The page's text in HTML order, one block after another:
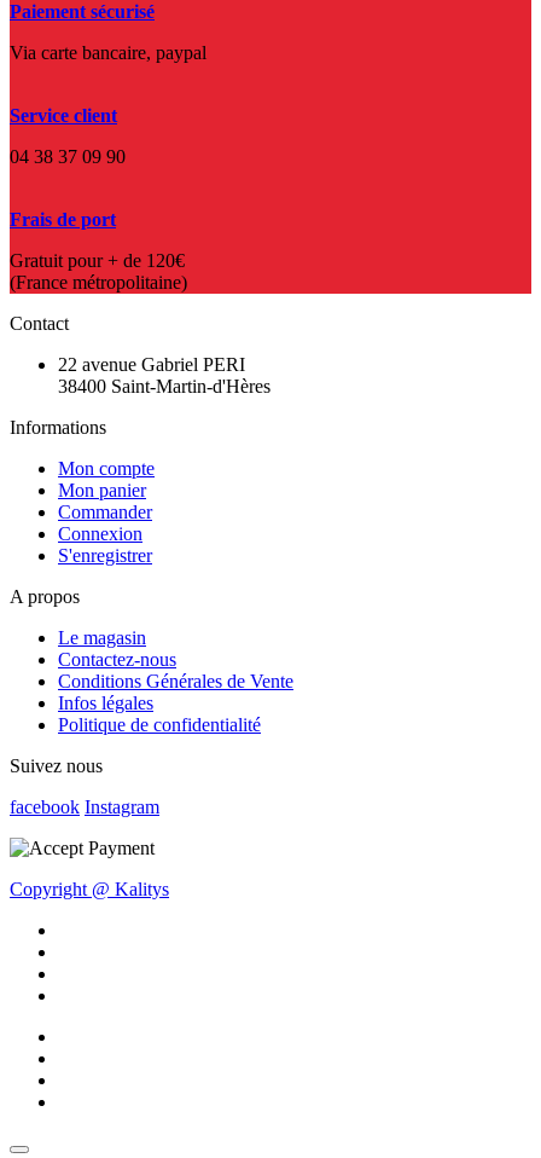
Paiement sécurisé
Via carte bancaire, paypal
Service client
04 38 37 09 90
Frais de port
Gratuit pour + de 120€
(France métropolitaine)
Contact
22 avenue Gabriel PERI
38400 Saint-Martin-d'Hères
Informations
Mon compte
Mon panier
Commander
Connexion
S'enregistrer
A propos
Le magasin
Contactez-nous
Conditions Générales de Vente
Infos légales
Politique de confidentialité
Suivez nous
facebook Instagram
Copyright @ Kalitys